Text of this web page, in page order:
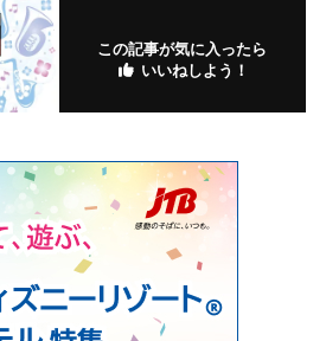
この記事が気に入ったら
いいねしよう！